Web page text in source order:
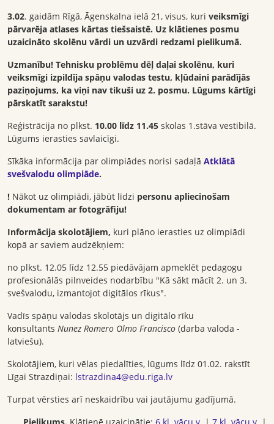
3.02. gaidām Rīgā, Āgenskalna ielā 21, visus, kuri veiksmīgi
pārvarēja atlases kārtas tiešsaistē. Uz klātienes posmu
uzaicināto skolēnu vārdi un uzvārdi redzami pielikumā.
Uzmanību! Tehnisku problēmu dēļ daļai skolēnu, kuri
veiksmīgi izpildīja spāņu valodas testu, kļūdaini parādījās
paziņojums, ka viņi nav tikuši uz 2. posmu. Lūgums kārtīgi
pārskatīt sarakstu!
Reģistrācija no plkst. 10.00 līdz 11.45 skolas 1.stāva vestibilā.
Lūgums ierasties savlaicīgi.
Sīkāka informācija par olimpiādes norisi sadaļā Atklātā
svešvalodu olimpiāde.
! Nākot uz olimpiādi, jābūt līdzi personu apliecinošam
dokumentam ar fotogrāfiju!
Informācija skolotājiem, kuri plāno ierasties uz olimpiādi
kopā ar saviem audzēkņiem:
no plkst. 12.05 līdz 12.55 piedāvājam apmeklēt pedagogu
profesionālās pilnveides nodarbību "Kā sākt mācīt 2. un 3.
svešvalodu, izmantojot digitālos rīkus".
Vadīs spāņu valodas skolotājs un digitālo rīku
konsultants Nunez Romero Olmo Francisco (darba valoda -
latviešu).
Skolotājiem, kuri vēlas piedalīties, lūgums līdz 01.02. rakstīt
Līgai Strazdiņai: lstrazdina4@edu.riga.lv
Turpat vērsties arī neskaidrību vai jautājumu gadījumā.